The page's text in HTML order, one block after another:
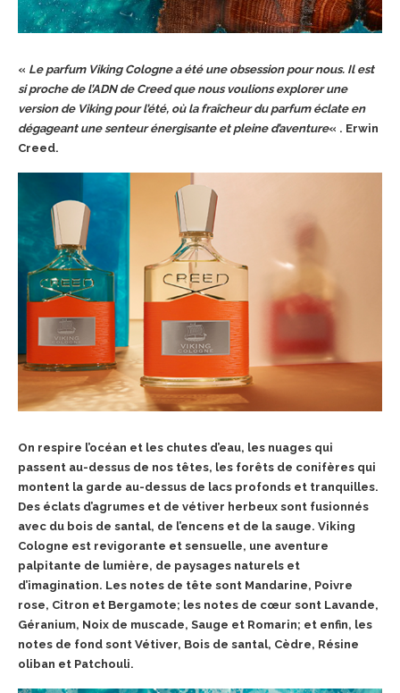
« Le parfum Viking Cologne a été une obsession pour nous. Il est
si proche de l’ADN de Creed que nous voulions explorer une
version de Viking pour l’été, où la fraîcheur du parfum éclate en
dégageant une senteur énergisante et pleine d’aventure« . Erwin
Creed.
On respire l’océan et les chutes d’eau, les nuages qui
passent au-dessus de nos têtes, les forêts de conifères qui
montent la garde au-dessus de lacs profonds et tranquilles.
Des éclats d’agrumes et de vétiver herbeux sont fusionnés
avec du bois de santal, de l’encens et de la sauge. Viking
Cologne est revigorante et sensuelle, une aventure
palpitante de lumière, de paysages naturels et
d’imagination. Les notes de tête sont Mandarine, Poivre
rose, Citron et Bergamote; les notes de cœur sont Lavande,
Géranium, Noix de muscade, Sauge et Romarin; et enfin, les
notes de fond sont Vétiver, Bois de santal, Cèdre, Résine
oliban et Patchouli.